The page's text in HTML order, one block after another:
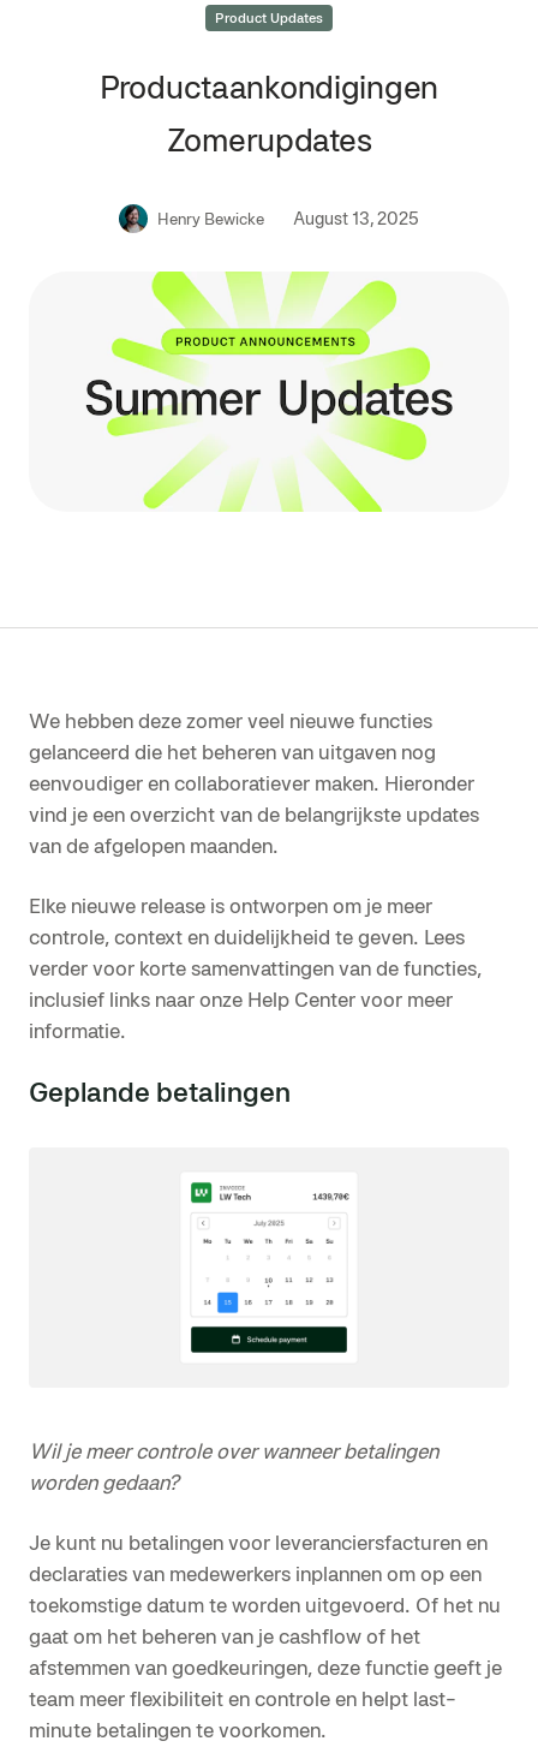
Product Updates
Productaankondigingen
Zomerupdates
Henry Bewicke August 13, 2025
We hebben deze zomer veel nieuwe functies
gelanceerd die het beheren van uitgaven nog
eenvoudiger en collaboratiever maken. Hieronder
vind je een overzicht van de belangrijkste updates
van de afgelopen maanden.
Elke nieuwe release is ontworpen om je meer
controle, context en duidelijkheid te geven. Lees
verder voor korte samenvattingen van de functies,
inclusief links naar onze Help Center voor meer
informatie.
Geplande betalingen
Wil je meer controle over wanneer betalingen
worden gedaan?
Je kunt nu betalingen voor leveranciersfacturen en
declaraties van medewerkers inplannen om op een
toekomstige datum te worden uitgevoerd. Of het nu
gaat om het beheren van je cashflow of het
afstemmen van goedkeuringen, deze functie geeft je
team meer flexibiliteit en controle en helpt last-
minute betalingen te voorkomen.